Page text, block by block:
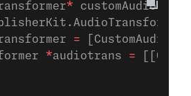
*
=
*audiotrans =